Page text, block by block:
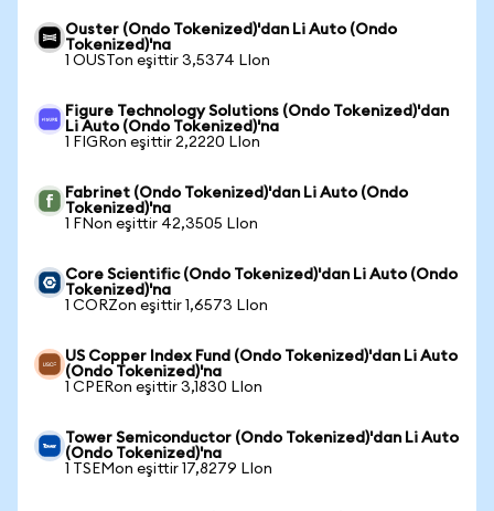
Ouster (Ondo Tokenized)'dan Li Auto (Ondo
Tokenized)'na
1 OUSTon eşittir 3,5374 LIon
Figure Technology Solutions (Ondo Tokenized)'dan
Li Auto (Ondo Tokenized)'na
1 FIGRon eşittir 2,2220 LIon
Fabrinet (Ondo Tokenized)'dan Li Auto (Ondo
Tokenized)'na
1 FNon eşittir 42,3505 LIon
Core Scientific (Ondo Tokenized)'dan Li Auto (Ondo
Tokenized)'na
1 CORZon eşittir 1,6573 LIon
US Copper Index Fund (Ondo Tokenized)'dan Li Auto
(Ondo Tokenized)'na
1 CPERon eşittir 3,1830 LIon
Tower Semiconductor (Ondo Tokenized)'dan Li Auto
(Ondo Tokenized)'na
1 TSEMon eşittir 17,8279 LIon